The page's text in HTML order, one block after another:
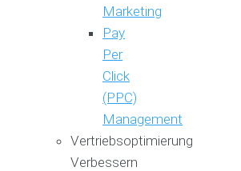
Marketing
Pay
Per
Click
(PPC)
Management
Vertriebsoptimierung
Verbessern